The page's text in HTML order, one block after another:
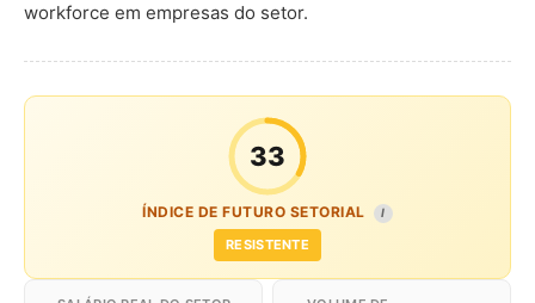
workforce em empresas do setor.
33
ÍNDICE DE FUTURO SETORIAL I
RESISTENTE